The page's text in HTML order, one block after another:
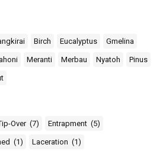
Birch Eucalyptus Gmelina
Meranti Merbau Nyatoh Pinus
Over (7) Entrapment (5)
(1) Laceration (1)